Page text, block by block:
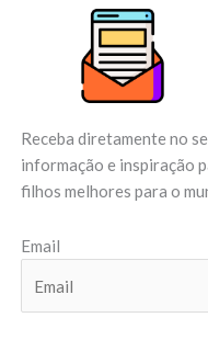
Receba diretamente no
informação e inspiração
filhos melhores para o
Email